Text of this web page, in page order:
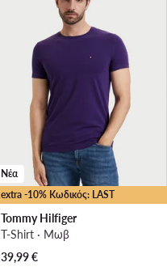
extra -10% Κωδικός: LAST
Νέα
Tommy Hilfiger
T-Shirt · Μωβ
39,99€